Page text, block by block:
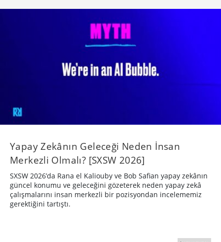
Yapay Zekânın Geleceği Neden İnsan
Merkezli Olmalı? [SXSW 2026]
SXSW 2026’da Rana el Kaliouby ve Bob Safian yapay zekânın
güncel konumu ve geleceğini gözeterek neden yapay zekâ
çalışmalarını insan merkezli bir pozisyondan incelememiz
gerektiğini tartıştı.